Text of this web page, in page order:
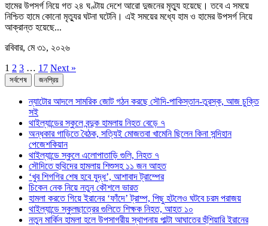
হামের উপসর্গ নিয়ে গত ২৪ ঘণ্টায় দেশে আরো দুজনের মৃত্যু হয়েছে। তবে এ সময়ে
নিশ্চিত হামে কোনো মৃত্যুর ঘটনা ঘটেনি। এই সময়ের মধ্যে হাম ও হামের উপসর্গ নিয়ে
আক্রান্ত হয়েছে...
রবিবার, মে ৩১, ২০২৬
1 2 3 … 17 Next »
সর্বশেষ জনপ্রিয়
ন্যাটোর আদলে সামরিক জোট গঠন করছে সৌদি-পাকিস্তান-তুরস্ক, আজ চুক্তি
সই
থাইল্যান্ডের স্কুলে বন্দুক হামলায় নিহত বেড়ে ৭
অন্ধকার গাড়িতে বৈঠক, সত্যিই মোজতবা খামেনি ছিলেন কিনা সন্দিহান
পেজেশকিয়ান
থাইল্যান্ডে স্কুলে এলোপাতাড়ি গুলি, নিহত ৭
সৌদিতে হুথিদের হামলায় শিশুসহ ১১ জন আহত
‘খুব শিগগির শেষ হবে যুদ্ধ’, আশাবাদ ট্রাম্পের
চিকেন নেক নিয়ে নতুন কৌশলে ভারত
হামলা করতে গিয়ে ইরানের ‘ফাঁদে’ ট্রাম্প, পিছু হটলেও ঘটবে চরম পরাজয়
থাইল্যান্ডে স্কুলছাত্রের গুলিতে শিক্ষক নিহত, আহত ১০
নতুন মার্কিন হামলা হলে উপসাগরীয় স্থাপনায় পাল্টা আঘাতের হুঁশিয়ারি ইরানের